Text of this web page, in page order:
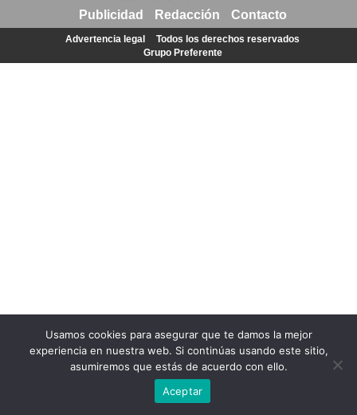
Usamos cookies para asegurar que te damos la mejor
experiencia en nuestra web. Si continúas usando este sitio,
asumiremos que estás de acuerdo con ello.
Aceptar
Publicidad Redacción Contacto
Advertencia legal
Todos los derechos reservados
Grupo Preferente